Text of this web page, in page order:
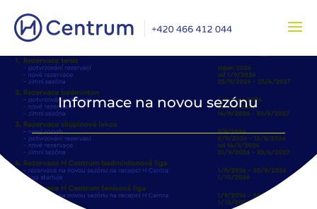
Informace na novou sezónu